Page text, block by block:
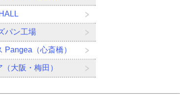
パン工場
Pangea（心斎橋）
大阪・梅田）